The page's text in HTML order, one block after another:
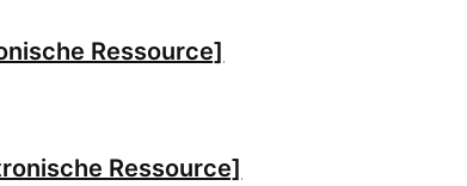
Ressource]
Ressource]